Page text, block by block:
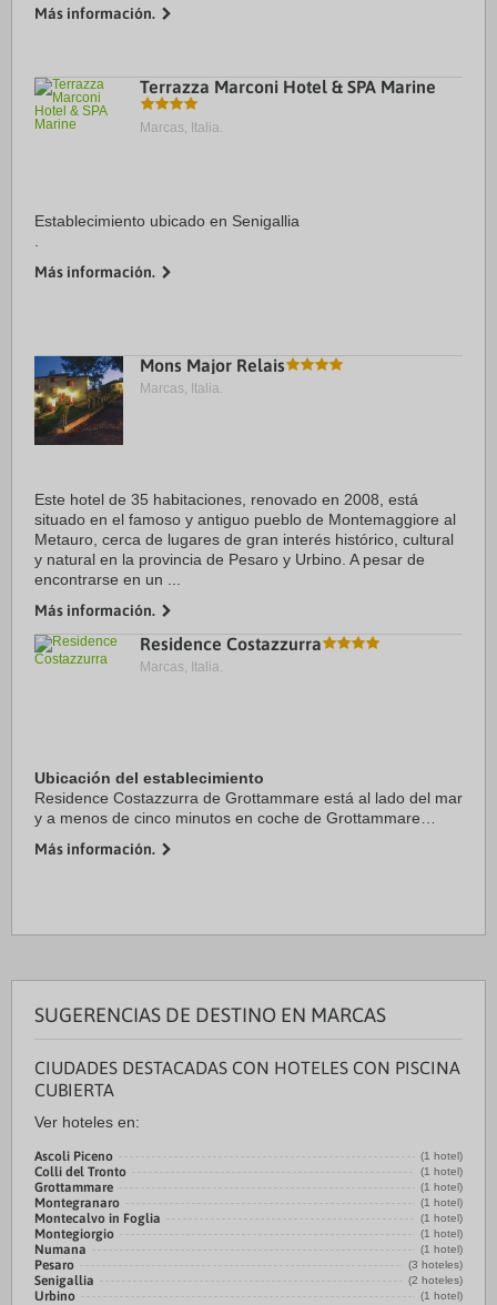
km de Piazza del Popolo ...
Más información.
Terrazza Marconi Hotel & SPA Marine
Marcas, Italia.
Establecimiento ubicado en Senigallia
Más información.
Mons Major Relais
Marcas, Italia.
Este hotel de 35 habitaciones, renovado en 2008, está
situado en el famoso y antiguo pueblo de Montemaggiore al
Metauro, cerca de lugares de gran interés histórico, cultural
y natural en la provincia de Pesaro y Urbino. A pesar de
encontrarse en un ...
Más información.
Residence Costazzurra
Marcas, Italia.
Ubicación del establecimiento
Residence Costazzurra de Grottammare está al lado del mar
y a menos de cinco minutos en coche de Grottammare
encuentra a 2,3 km de Rotonda Giorgini y ...
Más información.
SUGERENCIAS DE DESTINO EN MARCAS
CIUDADES DESTACADAS CON HOTELES CON PISCINA
CUBIERTA
Ver hoteles en:
Ascoli Piceno (1 hotel)
Colli del Tronto (1 hotel)
Grottammare (1 hotel)
Montegranaro (1 hotel)
Montecalvo in Foglia (1 hotel)
Montegiorgio (1 hotel)
Numana (1 hotel)
Pesaro (3 hoteles)
Senigallia (2 hoteles)
Urbino (1 hotel)